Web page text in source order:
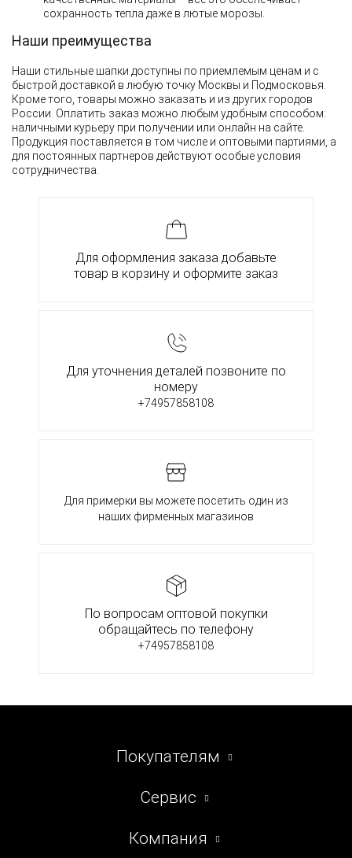
сохранность тепла даже в лютые морозы.
Наши преимущества
Наши стильные шапки доступны по приемлемым ценам и с
быстрой доставкой в любую точку Москвы и Подмосковья.
Кроме того, товары можно заказать и из других городов
России. Оплатить заказ можно любым удобным способом:
наличными курьеру при получении или онлайн на сайте.
Продукция поставляется в том числе и оптовыми партиями, а
для постоянных партнеров действуют особые условия
сотрудничества.
Для оформления заказа добавьте
товар в корзину и оформите заказ
Для уточнения деталей позвоните по
номеру
+74957858108
Для примерки вы можете посетить один из
наших фирменных магазинов
По вопросам оптовой покупки
обращайтесь по телефону
+74957858108
Покупателям
Сервис
Компания